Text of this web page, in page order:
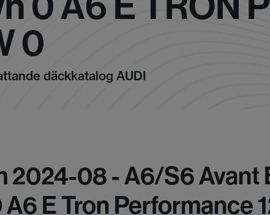
0
däckkatalog AUDI
2024-08 - A6/s6 Avant
E Tron Performance